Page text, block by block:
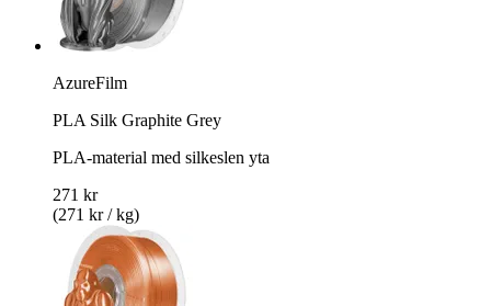
AzureFilm
PLA Silk Graphite Grey
PLA-material med silkeslen yta
271 kr
(271 kr / kg)